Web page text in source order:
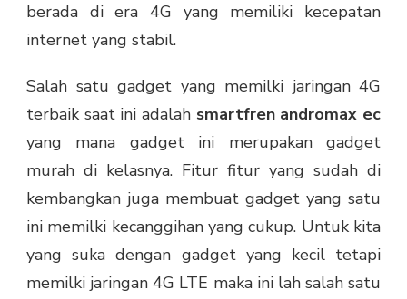
berada di era 4G yang memiliki kecepatan
internet yang stabil.
Salah satu gadget yang memilki jaringan 4G
terbaik saat ini adalah smartfren andromax ec
yang mana gadget ini merupakan gadget
murah di kelasnya. Fitur fitur yang sudah di
kembangkan juga membuat gadget yang satu
ini memilki kecanggihan yang cukup. Untuk kita
yang suka dengan gadget yang kecil tetapi
memilki jaringan 4G LTE maka ini lah salah satu